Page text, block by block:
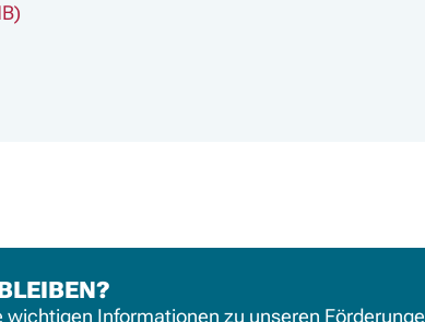
Informationen zu unseren